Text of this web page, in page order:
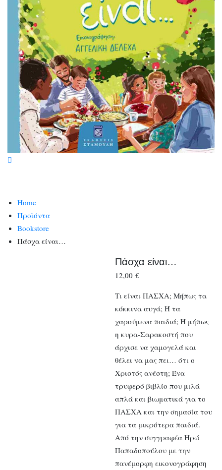
Home
Προϊόντα
Bookstore
Πάσχα είναι…
Πάσχα είναι…
12,00€
Τι είναι ΠΑΣΧΑ; Μήπως τα
κόκκινα αυγά; Ή τα
χαρούμενα παιδιά; Ή μήπως
η κυρα-Σαρακοστή που
άρχισε να χαμογελά και
θέλει να μας πει… ότι ο
Χριστός ανέστη; Ένα
τρυφερό βιβλίο που μιλά
απλά και βιωματικά για το
ΠΑΣΧΑ και την σημασία του
για τα μικρότερα παιδιά.
Από την συγγραφέα Ηρώ
Παπαδοπούλου με την
πανέμορφη εικονογράφηση